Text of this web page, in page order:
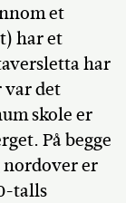
et
har et
har
det
skole er
På begge
nordover er
talls